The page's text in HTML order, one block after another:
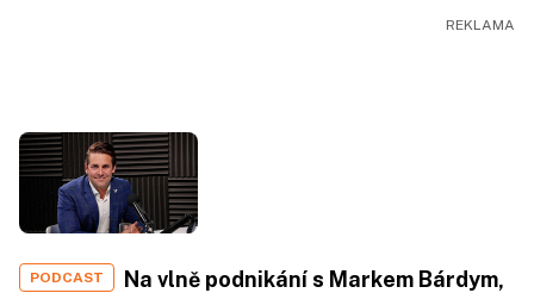
PODCAST
Na vlně podnikání s Markem Bárdym,